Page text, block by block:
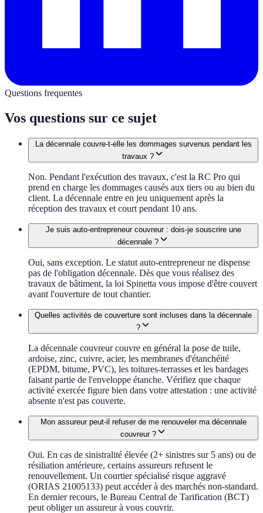
Questions frequentes
Vos questions sur ce sujet
La décennale couvre-t-elle les dommages survenus pendant les
travaux ?
Non. Pendant l'exécution des travaux, c'est la RC Pro qui
prend en charge les dommages causés aux tiers ou au bien du
client. La décennale entre en jeu uniquement après la
réception des travaux et court pendant 10 ans.
Je suis auto-entrepreneur couvreur : dois-je souscrire une
décennale ?
Oui, sans exception. Le statut auto-entrepreneur ne dispense
pas de l'obligation décennale. Dès que vous réalisez des
travaux de bâtiment, la loi Spinetta vous impose d'être couvert
avant l'ouverture de tout chantier.
Quelles activités de couverture sont incluses dans la décennale
?
La décennale couvreur couvre en général la pose de tuile,
ardoise, zinc, cuivre, acier, les membranes d'étanchéité
(EPDM, bitume, PVC), les toitures-terrasses et les bardages
faisant partie de l'enveloppe étanche. Vérifiez que chaque
activité exercée figure bien dans votre attestation : une activité
absente n'est pas couverte.
Mon assureur peut-il refuser de me renouveler ma décennale
couvreur ?
Oui. En cas de sinistralité élevée (2+ sinistres sur 5 ans) ou de
résiliation antérieure, certains assureurs refusent le
renouvellement. Un courtier spécialisé risque aggravé
(ORIAS 21005133) peut accéder à des marchés non-standard.
En dernier recours, le Bureau Central de Tarification (BCT)
peut obliger un assureur à vous couvrir.